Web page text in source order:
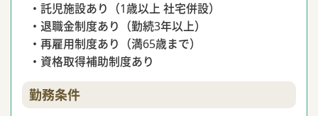
・託児施設あり（1歳以上 社宅併設）
・退職金制度あり（勤続3年以上）
・再雇用制度あり（満65歳まで）
・資格取得補助制度あり
勤務条件